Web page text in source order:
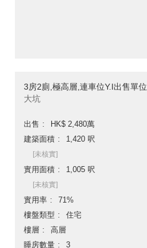
3房2廁,極高層,連車位Y.I出售單位
大坑
出售
HK$ 2,480萬
建築面積
1,420 呎
[未核實]
實用面積 1,005 呎
[未核實]
實用率
71%
樓盤類型
住宅
樓層
高層
睡房數量
3